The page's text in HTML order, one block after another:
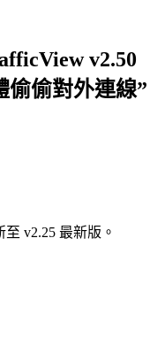
v2.50
偷偷對外連線”
v2.25 最新版。